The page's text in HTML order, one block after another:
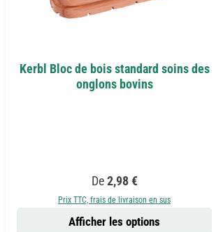
Kerbl Bloc de bois standard soins des
onglons bovins
Prix régulier :
De2,98 €
Prix TTC, frais de livraison en sus
Afficher les options